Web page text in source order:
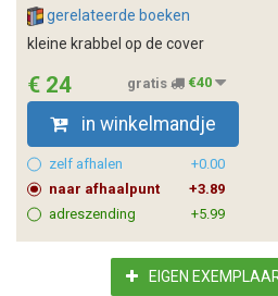
gerelateerde boeken
kleine krabbel op de cover
€ 24 gratis €40
in winkelmandje
zelf afhalen
+0.00
naar afhaalpunt
+3.89
adreszending
+5.99
EIGEN